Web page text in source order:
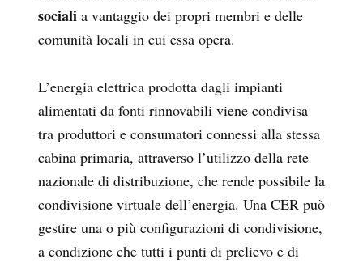
sociali a vantaggio dei propri membri e delle
comunità locali in cui essa opera.
L’energia elettrica prodotta dagli impianti
alimentati da fonti rinnovabili viene condivisa
tra produttori e consumatori connessi alla stessa
cabina primaria, attraverso l’utilizzo della rete
nazionale di distribuzione, che rende possibile la
condivisione virtuale dell’energia. Una CER può
gestire una o più configurazioni di condivisione,
a condizione che tutti i punti di prelievo e di